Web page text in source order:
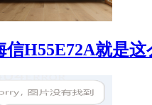
信H55E72A就是这